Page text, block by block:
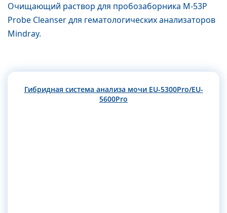
Очищающий раствор для пробозаборника M-53P
Probe Cleanser для гематологических анализаторов
Mindray.
Гибридная система анализа мочи EU-5300Pro/EU-
5600Pro